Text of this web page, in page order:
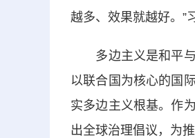
越多、效果就越好。”
多边主义是和平与
以联合国为核心的国
实多边主义根基。作
出全球治理倡议，为